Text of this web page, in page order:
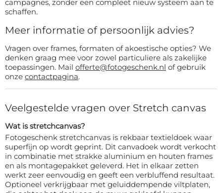
campagnes, zonder een compleet nieuw systeem aan te
schaffen.
Meer informatie of persoonlijk advies?
Vragen over frames, formaten of akoestische opties? We
denken graag mee voor zowel particuliere als zakelijke
toepassingen. Mail offerte@fotogeschenk.nl of gebruik
onze contactpagina.
Veelgestelde vragen over Stretch canvas
Wat is stretchcanvas?
Fotogeschenk stretchcanvas is rekbaar textieldoek waar
superfijn op wordt geprint. Dit canvadoek wordt verkocht
in combinatie met strakke aluminium en houten frames
en als montagepakket geleverd. Het in elkaar zetten
werkt zeer eenvoudig en geeft een verbluffend resultaat.
Optioneel verkrijgbaar met geluiddempende viltplaten,